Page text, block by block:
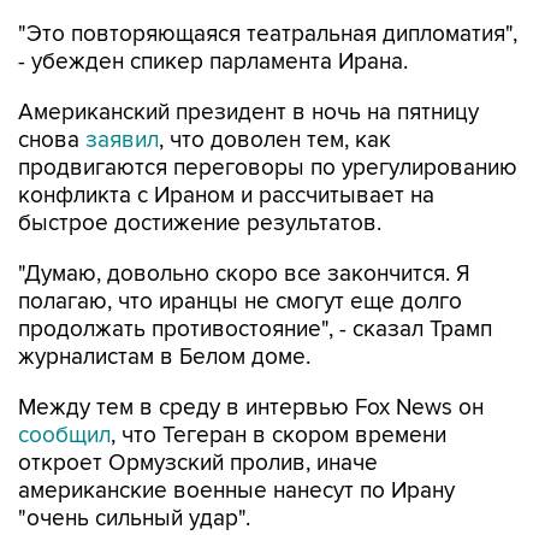
"Это повторяющаяся театральная дипломатия",
- убежден спикер парламента Ирана.
Американский президент в ночь на пятницу
снова заявил, что доволен тем, как
продвигаются переговоры по урегулированию
конфликта с Ираном и рассчитывает на
быстрое достижение результатов.
"Думаю, довольно скоро все закончится. Я
полагаю, что иранцы не смогут еще долго
продолжать противостояние", - сказал Трамп
журналистам в Белом доме.
Между тем в среду в интервью Fox News он
сообщил, что Тегеран в скором времени
откроет Ормузский пролив, иначе
американские военные нанесут по Ирану
"очень сильный удар".